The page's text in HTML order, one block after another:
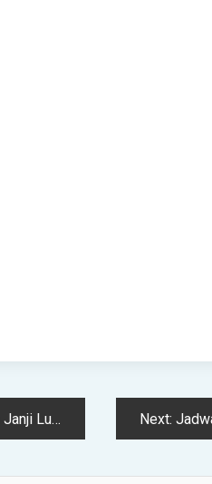
Lingga – Kutipan Next: Jadwal